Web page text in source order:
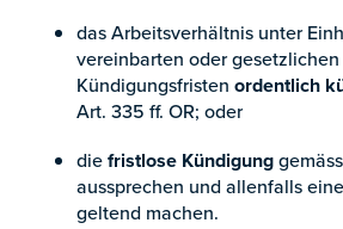
das Arbeitsverhältnis unter
vereinbarten oder gesetzlichen
Kündigungsfristen ordentlich
Art. 335 ff. OR; oder
diefristlose Kündigung
aussprechen und allenfalls
geltend machen.